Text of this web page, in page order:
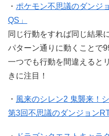
・ ポケモン不思議のダンジ
QS」
同じ行動をすれば同じ結果
パターン通りに動くことで
一つでも行動を間違えると
きに注目！
・ 風来のシレン2 鬼襲来！
第3回不思議のダンジョン